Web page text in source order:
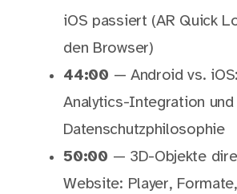
iOS passiert (AR Quick
den Browser)
44:00 — Android vs.
Analytics-Integration und
Datenschutzphilosophie
50:00 — 3D-Objekte
Website: Player, Formate,